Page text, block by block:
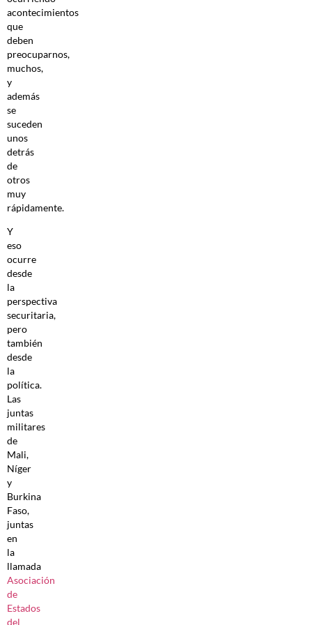
acontecimientos
que
deben
preocuparnos,
muchos,
y
además
se
suceden
unos
detrás
de
otros
muy
rápidamente.
Y
eso
ocurre
desde
la
perspectiva
securitaria,
pero
también
desde
la
política.
Las
juntas
militares
de
Mali,
Níger
y
Burkina
Faso,
juntas
en
la
llamada
Asociación
de
Estados
del